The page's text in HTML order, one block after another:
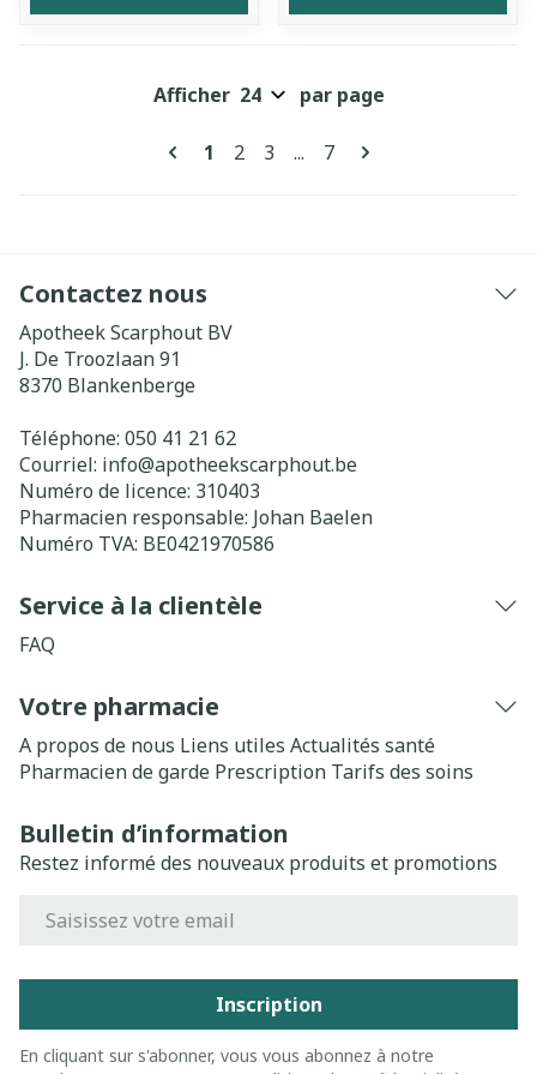
Pages
Vous lisez actuellement la page
1 Page
2 Page
3 ... Page
7
Afficher par page
Contactez nous
Apotheek Scarphout BV
J. De Troozlaan 91
8370 Blankenberge
Téléphone: 050 41 21 62
Courriel: info@apotheekscarphout.be
Numéro de licence: 310403
Pharmacien responsable: Johan Baelen
Numéro TVA: BE0421970586
Service à la clientèle
FAQ
Votre pharmacie
A propos de nous Liens utiles Actualités santé
Pharmacien de garde Prescription Tarifs des soins
Bulletin d’information
Restez informé des nouveaux produits et promotions
Inscription
En cliquant sur s'abonner, vous vous abonnez à notre